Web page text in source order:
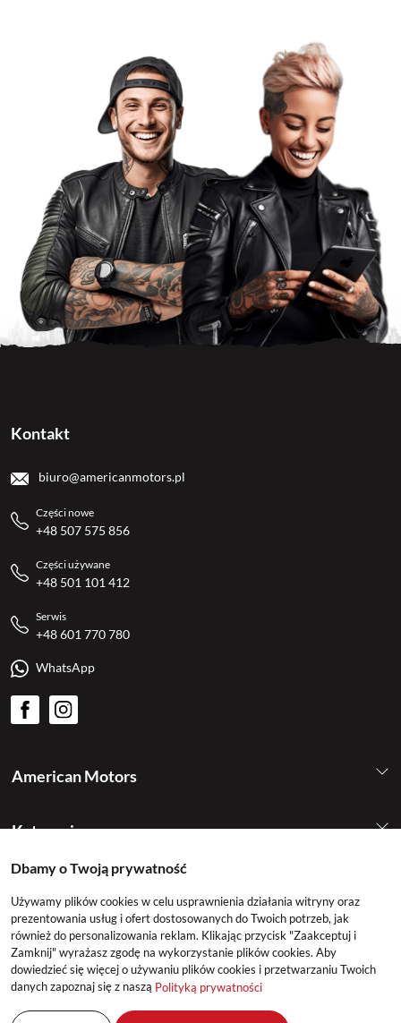
American Motors
Kategorie
Kontakt
biuro@americanmotors.pl
Części nowe
+48 507 575 856
Części używane
+48 501 101 412
Serwis
+48 601 770 780
WhatsApp
Dbamy o Twoją prywatność
Używamy plików cookies w celu usprawnienia działania witryny oraz
prezentowania usług i ofert dostosowanych do Twoich potrzeb, jak
również do personalizowania reklam. Klikając przycisk "Zaakceptuj i
Zamknij" wyrażasz zgodę na wykorzystanie plików cookies. Aby
dowiedzieć się więcej o używaniu plików cookies i przetwarzaniu Twoich
danych zapoznaj się z naszą Polityką prywatności